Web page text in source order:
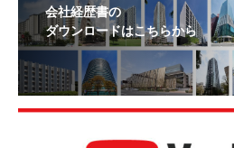
会社経歴書の
ダウンロードはこちらから